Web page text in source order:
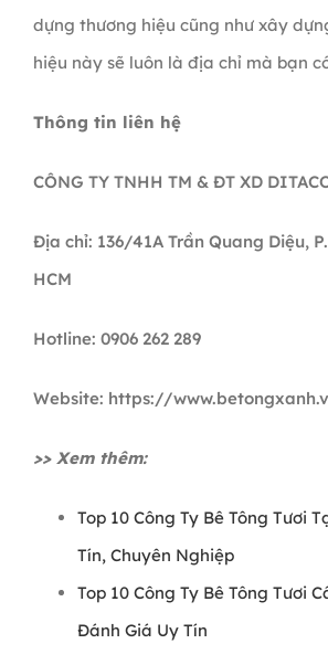
dựng thương hiệu cũng như xây
hiệu này sẽ luôn là địa chỉ mà bạn
Thông tin liên hệ
CÔNG TY TNHH TM & ĐT XD
Địa chỉ: 136/41A Trần Quang Diệu,
HCM
Hotline: 0906 262 289
Website: https://
>> Xem thêm:
Top 10 Công Ty Bê Tông Tươi
Tín, Chuyên Nghiệp
Top 10 Công Ty Bê Tông Tươi
Đánh Giá Uy Tín